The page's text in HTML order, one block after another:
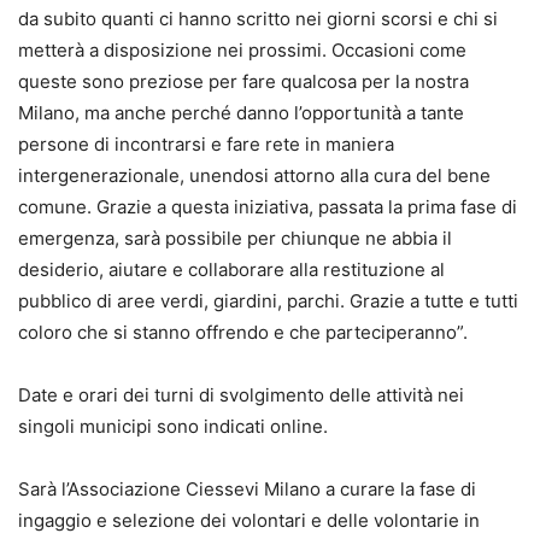
da subito quanti ci hanno scritto nei giorni scorsi e chi si
metterà a disposizione nei prossimi. Occasioni come
queste sono preziose per fare qualcosa per la nostra
Milano, ma anche perché danno l’opportunità a tante
persone di incontrarsi e fare rete in maniera
intergenerazionale, unendosi attorno alla cura del bene
comune. Grazie a questa iniziativa, passata la prima fase di
emergenza, sarà possibile per chiunque ne abbia il
desiderio, aiutare e collaborare alla restituzione al
pubblico di aree verdi, giardini, parchi. Grazie a tutte e tutti
coloro che si stanno offrendo e che parteciperanno”.
Date e orari dei turni di svolgimento delle attività nei
singoli municipi sono indicati online.
Sarà l’Associazione Ciessevi Milano a curare la fase di
ingaggio e selezione dei volontari e delle volontarie in